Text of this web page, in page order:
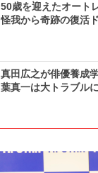
50歳を迎えたオート
怪我から奇跡の復活
真田広之が俳優養成
葉真一は大トラブル